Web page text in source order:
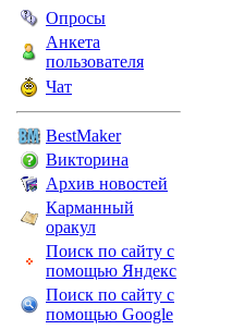
Опросы
Анкета
пользователя
Чат
BestMaker
Викторина
Архив новостей
Карманный
оракул
Поиск по сайту с
помощью Яндекс
Поиск по сайту с
помощью Google